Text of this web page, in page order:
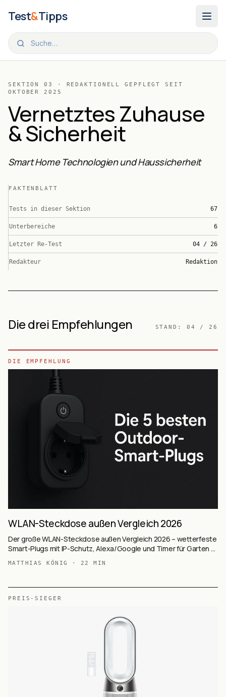
Test&Tipps
TEST & TIPPS
SEKTION03
· REDAKTIONELL GEPFLEGT SEIT
OKTOBER 2025
Vernetztes Zuhause
& Sicherheit
Smart Home Technologien und Haussicherheit
FAKTENBLATT
Tests in dieser Sektion 67
Unterbereiche 6
Letzter Re-Test 04 / 26
Redakteur Redaktion
Die drei Empfehlungen STAND: 04 / 26
DIE EMPFEHLUNG
WLAN-Steckdose außen Vergleich 2026
Der große WLAN-Steckdose außen Vergleich 2026 – wetterfeste
Smart-Plugs mit IP-Schutz, Alexa/Google und Timer für Garten &
MATTHIAS KÖNIG · 22 MIN
PREIS-SIEGER